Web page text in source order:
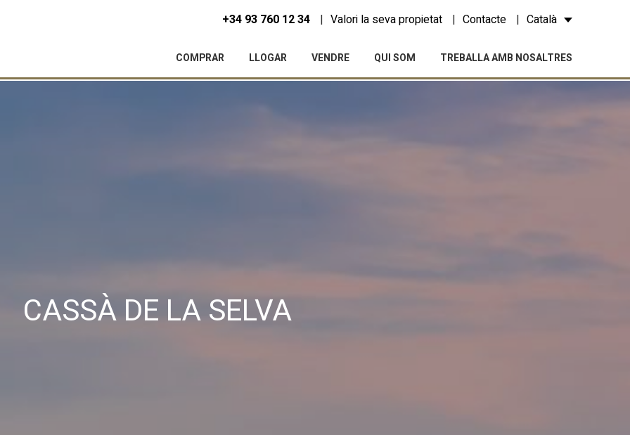
+34 93 760 12 34 Valori la seva propietat Contacte Català
COMPRAR LLOGAR VENDRE QUI SOM TREBALLA AMB NOSALTRES
CASSÀ DE LA SELVA
cookies